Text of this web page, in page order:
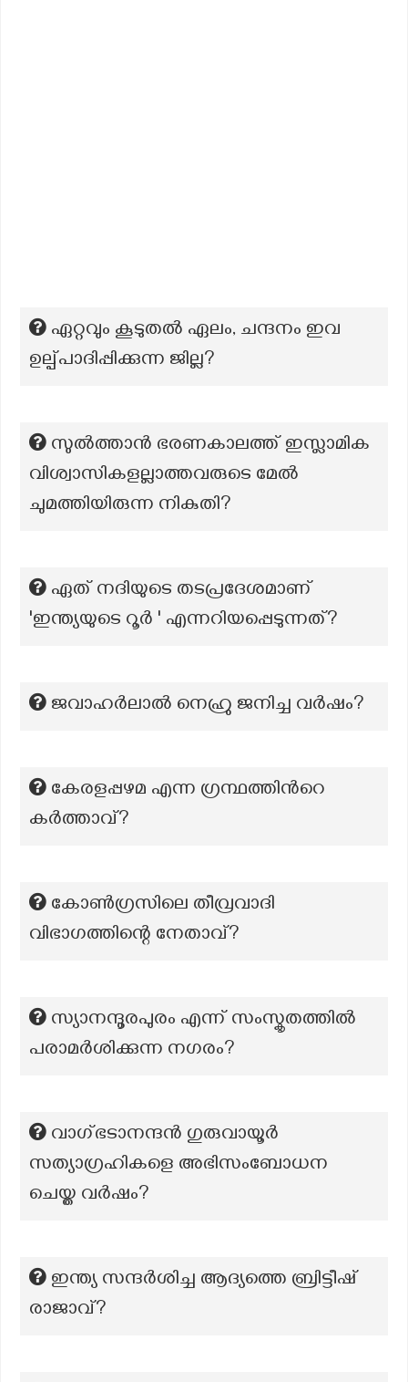
ഏറ്റവും കൂടുതല്‍ ഏലം, ചന്ദനം ഇവ
ഉല്പ്പാദിപ്പിക്കുന്ന ജില്ല?
സുൽത്താൻ ഭരണകാലത്ത് ഇസ്ലാമിക
വിശ്വാസികളല്ലാത്തവരുടെ മേൽ
ചുമത്തിയിരുന്ന നികുതി?
ഏത് നദിയുടെ തടപ്രദേശമാണ്
'ഇന്ത്യയുടെ റൂർ ' എന്നറിയപ്പെടുന്നത്?
ജവാഹർലാൽ നെഹ്രു ജനിച്ച വർഷം?
കേരളപ്പഴമ എന്ന ഗ്രന്ഥത്തിന്‍റെ
കർത്താവ്?
കോൺഗ്രസിലെ തീവ്രവാദി
വിഭാഗത്തിന്റെ നേതാവ്?
സ്യാനന്ദൂരപുരം എന്ന് സംസ്കൃതത്തിൽ
പരാമർശിക്കുന്ന നഗരം?
വാഗ്ഭടാനന്ദൻ ഗുരുവായൂർ
സത്യാഗ്രഹികളെ അഭിസംബോധന
ചെയ്ത വർഷം?
ഇന്ത്യ സന്ദർശിച്ച ആദ്യത്തെ ബ്രിട്ടീഷ്
രാജാവ്?